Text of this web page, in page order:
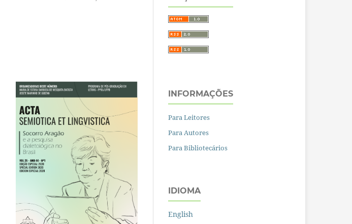
INFORMAÇÕES
Para Leitores
Para Autores
Para Bibliotecários
IDIOMA
English